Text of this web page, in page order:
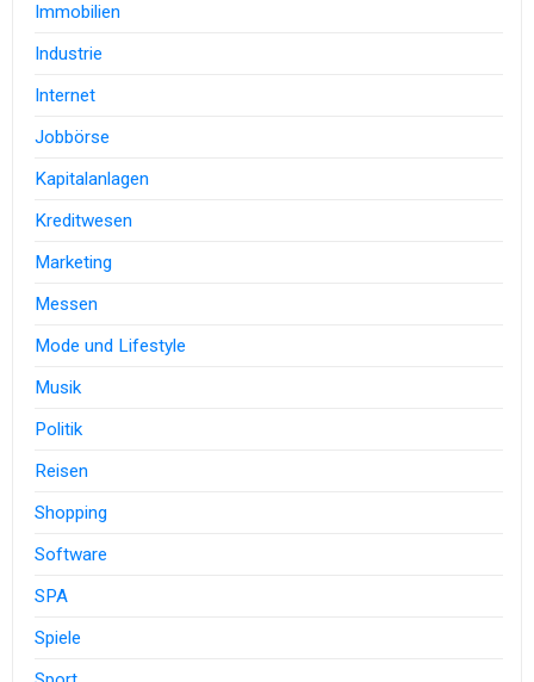
Immobilien
Industrie
Internet
Jobbörse
Kapitalanlagen
Kreditwesen
Marketing
Messen
Mode und Lifestyle
Musik
Politik
Reisen
Shopping
Software
SPA
Spiele